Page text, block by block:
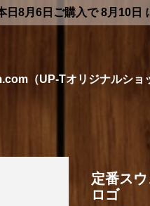
日 8月6日 ご購入で8月10日
（UP-Tオリジナルショ
定番ス
ロゴ